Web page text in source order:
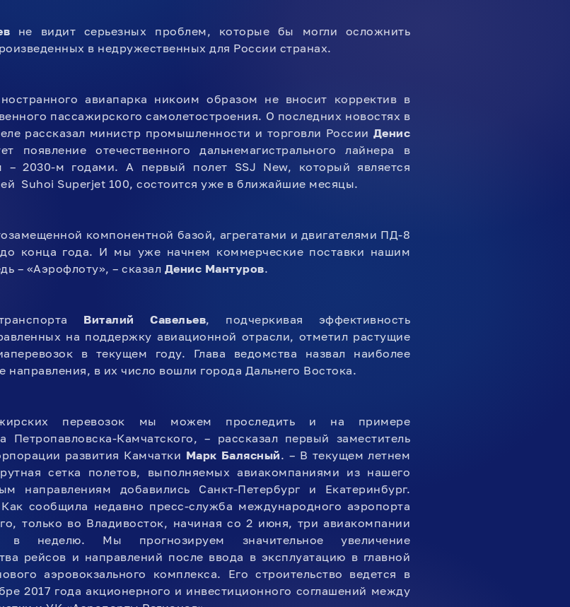
не видит серьезных проблем, которые бы могли осложнить
в недружественных для России странах.
авиапарка никоим образом не вносит корректив в
пассажирского самолетостроения. О последних новостях в
рассказал министр промышленности и торговли России Денис
появление отечественного дальнемагистрального лайнера в
2030-м годами. А первый полет SSJ New, который является
Suhoi Superjet 100, состоится уже в ближайшие месяцы.
компонентной базой, агрегатами и двигателями ПД-8
конца года. И мы уже начнем коммерческие поставки нашим
– «Аэрофлоту», – сказал Денис Мантуров.
Виталий Савельев, подчеркивая эффективность
на поддержку авиационной отрасли, отметил растущие
в текущем году. Глава ведомства назвал наиболее
направления, в их число вошли города Дальнего Востока.
перевозок мы можем проследить и на примере
Петропавловска-Камчатского, – рассказал первый заместитель
развития Камчатки Марк Балясный. – В текущем летнем
сетка полетов, выполняемых авиакомпаниями из нашего
направлениям добавились Санкт-Петербург и Екатеринбург.
сообщила недавно пресс-служба международного аэропорта
только во Владивосток, начиная со 2 июня, три авиакомпании
неделю. Мы прогнозируем значительное увеличение
рейсов и направлений после ввода в эксплуатацию в главной
аэровокзального комплекса. Его строительство ведется в
2017 года акционерного и инвестиционного соглашений между